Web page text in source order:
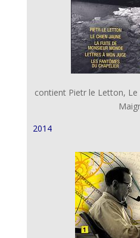
contient Pietr le Letton,
2014